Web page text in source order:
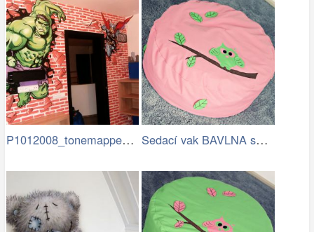
P1012008_tonemapped.jpg Sedací vak BAVLNA se zelenou sovou.jpg